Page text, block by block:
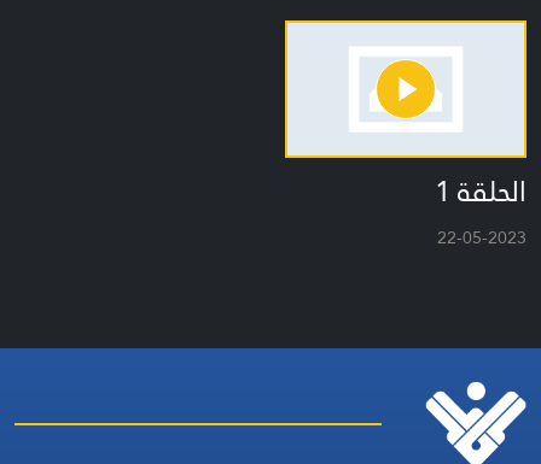
الحلقة 1
22-05-2023